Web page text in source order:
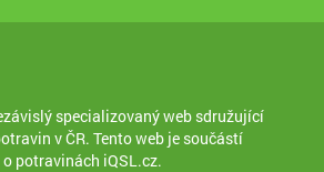
specializovaný web sdružující
v ČR. Tento web je součástí
potravinách iQSL.cz.